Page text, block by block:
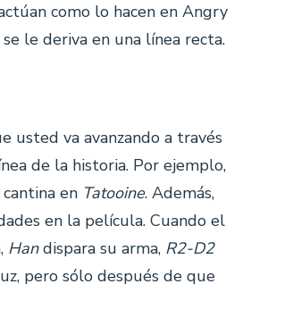
como lo hacen en Angry
le deriva en una línea recta.
usted va avanzando a través
de la historia. Por ejemplo,
en Tatooine. Además,
en la película. Cuando el
Handispara su arma, R2-D2
pero sólo después de que